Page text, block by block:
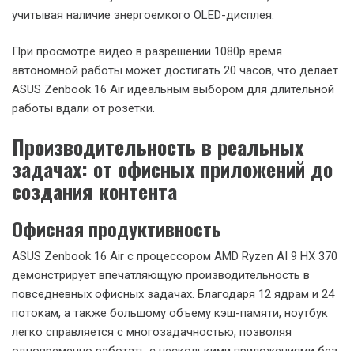
ГГц для ядер Zen 5 и около 1,95 ГГц для ядер Zen 5c. При
энергопотребление остается на уровне 28 Вт.
Это говорит о том, что система охлаждения эффективно
справляется с отводом тепла даже при длительных
ключевой аспект для премиальных ноутбуков.
Впечатляющая автономность
Вт⋅ч, что в сочетании с энергоэффективным процессором
AMD обеспечивает впечатляющее время автономной
работы.
В тесте PCMark 10 Modern Office, который симулирует
повседневные офисные задачи, ноутбук показал результат
в 13 часов 11 минут. Это отличный показатель, особенно